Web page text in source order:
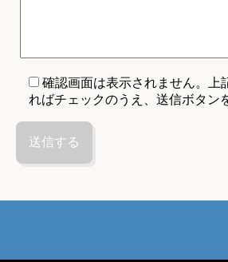
確認画面は表示されません。上
ればチェックのうえ、送信ボタン